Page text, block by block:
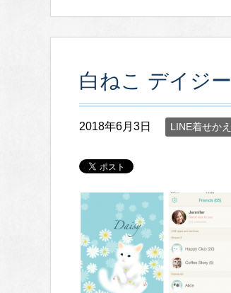
白ねこ デイジー
2018年6月3日 LINE着せかえ